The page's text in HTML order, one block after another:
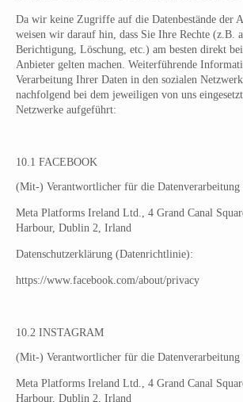
Da wir keine Zugriffe auf die Datenbestände der
weisen wir darauf hin, dass Sie Ihre Rechte (z.B.
Berichtigung, Löschung, etc.) am besten direkt
Anbieter gelten machen. Weiterführende
Verarbeitung Ihrer Daten in den sozialen
nachfolgend bei dem jeweiligen von uns
Netzwerke aufgeführt:
10.1 FACEBOOK
(Mit-) Verantwortlicher für die Datenverarbeitung
Meta Platforms Ireland Ltd., 4 Grand Canal
Harbour, Dublin 2, Irland
Datenschutzerklärung (Datenrichtlinie):
https://www.facebook.com/about/privacy
10.2 INSTAGRAM
(Mit-) Verantwortlicher für die Datenverarbeitung
Meta Platforms Ireland Ltd., 4 Grand Canal
Harbour, Dublin 2, Irland